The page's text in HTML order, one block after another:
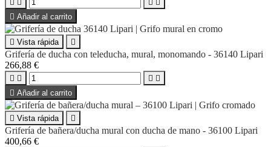
 Añadir al carrito
 Vista rápida 
Grifería de ducha con teleducha, mural, monomando - 36140 Lipari
266,88 €
   
 Añadir al carrito
 Vista rápida 
Grifería de bañera/ducha mural con ducha de mano - 36100 Lipari
400,66 €